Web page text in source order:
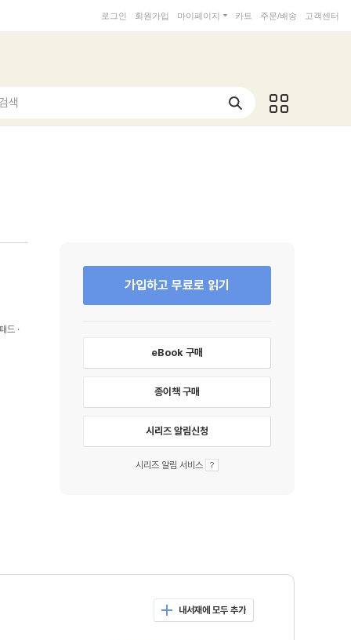
로그인 회원가입 마이페이지 카트 주문/배송 고객센터
색
드
가입하고 무료로 읽기
eBook 구매
종이책 구매
시리즈 알림신청
시리즈 알림 서비스
내서재에 모두 추가